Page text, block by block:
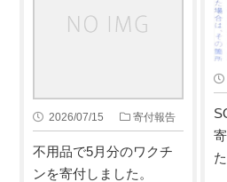
2026/07/15 寄付報告
不用品で5月分のワクチ
ンを寄付しました。
た